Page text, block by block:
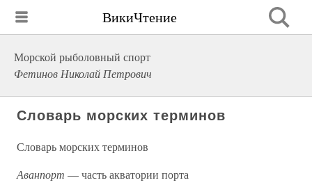
ВикиЧтение
Морской рыболовный спорт
Фетинов Николай Петрович
Словарь морских терминов
Словарь морских терминов
Аванпорт — часть акватории порта